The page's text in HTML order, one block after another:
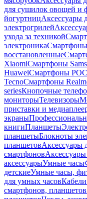
для сушилок овощей и
йогуртницАксессуары
электрогрилей
ухода за техникой
электроникаСмартфоны
восстановленные
XiaomiСмартфоны
HuaweiСмартфоны
TecnoСмартфоны
seriesКнопочные
мониторыТелевизоры
приставки и
экраны
книгиПланшеты
планшетыБлокноты
планшетовАксессуары
смартфонов
аксессуарыУмные часы
детскиеУмные часы,
для умных часов
смартфонов, планшетов